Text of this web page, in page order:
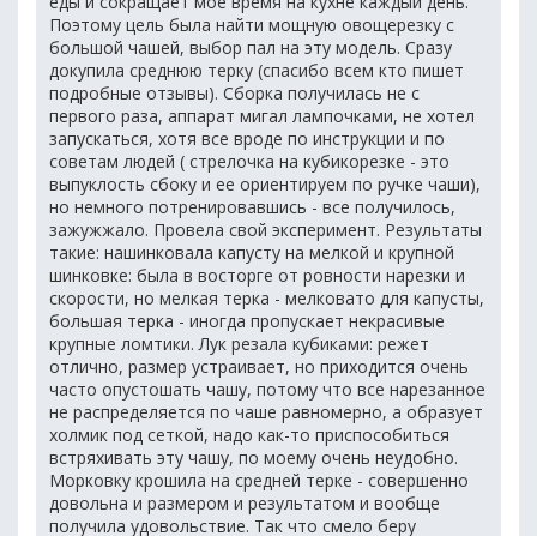
Поэтому цель была найти мощную овощерезку с
большой чашей, выбор пал на эту модель. Сразу
докупила среднюю терку (спасибо всем кто пишет
подробные отзывы). Сборка получилась не с
первого раза, аппарат мигал лампочками, не хотел
запускаться, хотя все вроде по инструкции и по
советам людей ( стрелочка на кубикорезке - это
выпуклость сбоку и ее ориентируем по ручке чаши),
но немного потренировавшись - все получилось,
зажужжало. Провела свой эксперимент. Результаты
такие: нашинковала капусту на мелкой и крупной
шинковке: была в восторге от ровности нарезки и
скорости, но мелкая терка - мелковато для капусты,
большая терка - иногда пропускает некрасивые
крупные ломтики. Лук резала кубиками: режет
отлично, размер устраивает, но приходится очень
часто опустошать чашу, потому что все нарезанное
не распределяется по чаше равномерно, а образует
холмик под сеткой, надо как-то приспособиться
встряхивать эту чашу, по моему очень неудобно.
Морковку крошила на средней терке - совершенно
довольна и размером и результатом и вообще
получила удовольствие. Так что смело беру